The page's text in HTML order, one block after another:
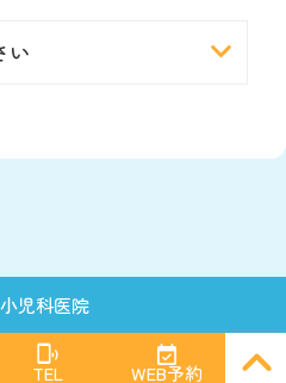
い
TEL WEB予約
PAGE
TOP
児科医院